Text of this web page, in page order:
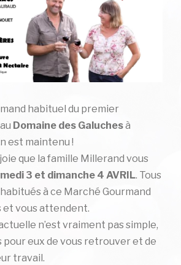
habituel du premier
Domaine des Galuchesà
est maintenu !
que la famille Millerand vous
3 et dimanche 4 AVRIL. Tous
à ce Marché Gourmand
vous attendent.
n’est vraiment pas simple,
pour eux de vous retrouver et de
travail.